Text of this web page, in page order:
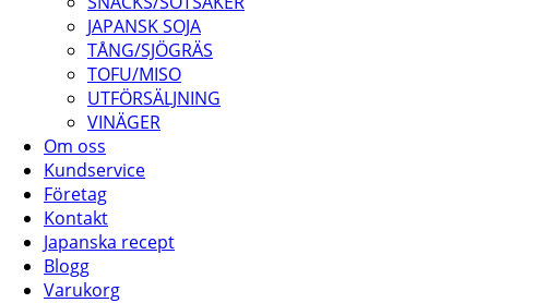
JAPANSK SOJA
TÅNG/SJÖGRÄS
TOFU/MISO
UTFÖRSÄLJNING
VINÄGER
Om oss
Kundservice
Företag
Kontakt
Japanska recept
Blogg
Varukorg